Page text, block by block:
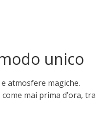
unico
atmosfere magiche.
mai prima d’ora, tra